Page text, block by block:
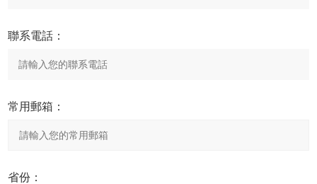
聯系電話：
常用郵箱：
省份：